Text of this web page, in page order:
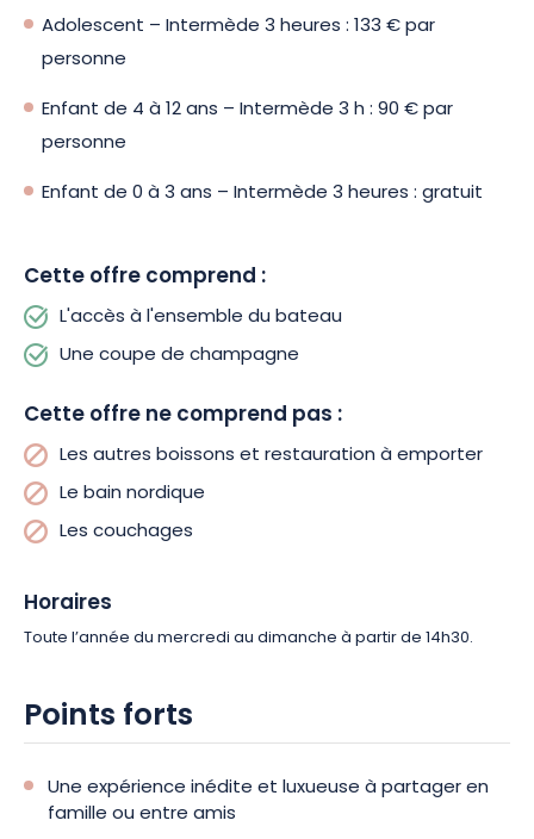
envies. Offrez-vous un moment rien que pour vous en
Champagne et réservez dès maintenant cette expérience
Adolescent – Intermède 3 heures : 133 € par
personne
Enfant de 4 à 12 ans – Intermède 3 h : 90 € par
personne
Enfant de 0 à 3 ans – Intermède 3 heures : gratuit
Cette offre comprend :
L'accès à l'ensemble du bateau
Une coupe de champagne
Cette offre ne comprend pas :
Les autres boissons et restauration à emporter
Le bain nordique
Les couchages
Horaires
Toute l’année du mercredi au dimanche à partir de 14h30.
Points forts
Une expérience inédite et luxueuse à partager en
famille ou entre amis